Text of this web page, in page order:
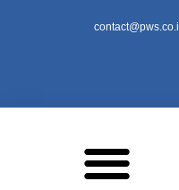
contact@pws.co.il